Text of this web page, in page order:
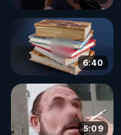
6:40
5:09